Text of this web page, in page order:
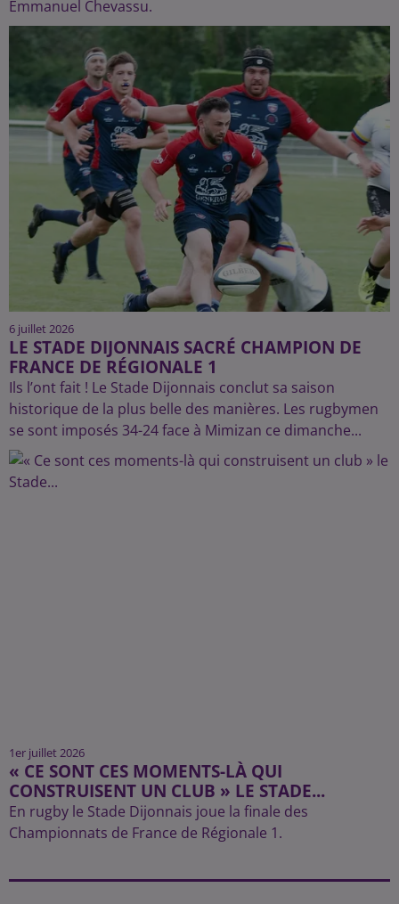
Emmanuel Chevassu.
6 juillet 2026
LE STADE DIJONNAIS SACRÉ CHAMPION DE
FRANCE DE RÉGIONALE 1
Ils l’ont fait ! Le Stade Dijonnais conclut sa saison
historique de la plus belle des manières. Les rugbymen
se sont imposés 34-24 face à Mimizan ce dimanche...
1er juillet 2026
« CE SONT CES MOMENTS-LÀ QUI
CONSTRUISENT UN CLUB » LE STADE...
En rugby le Stade Dijonnais joue la finale des
Championnats de France de Régionale 1.